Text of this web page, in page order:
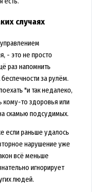
случаях
- это не просто
раз напомнить
за рулём.
"и так недалеко,
кому-то здоровья или
скамью подсудимых.
если раньше удалось
нарушение уже
всё меньше
игнорирует
людей.